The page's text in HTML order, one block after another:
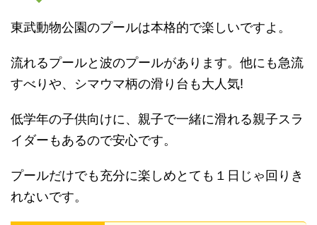
東武動物公園のプールは本格的で楽しいですよ。
流れるプールと波のプールがあります。他にも急流
すべりや、シマウマ柄の滑り台も大人気!
低学年の子供向けに、親子で一緒に滑れる親子スラ
イダーもあるので安心です。
プールだけでも充分に楽しめとても１日じゃ回りき
れないです。